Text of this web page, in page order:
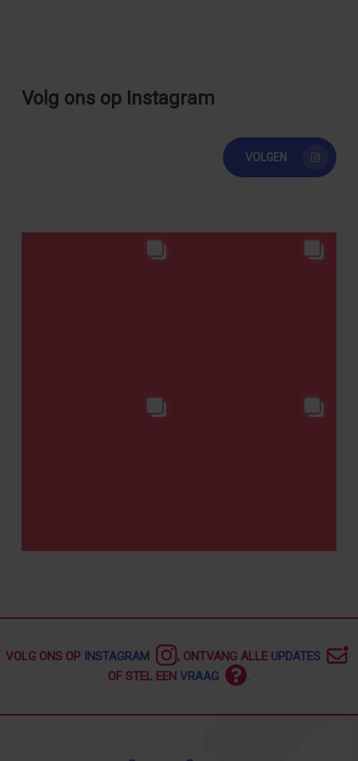
Volg ons op Instagram
VOLGEN
VOLG ONS OP INSTAGRAM , ONTVANG ALLE UPDATES
OF STEL EENVRAAG .